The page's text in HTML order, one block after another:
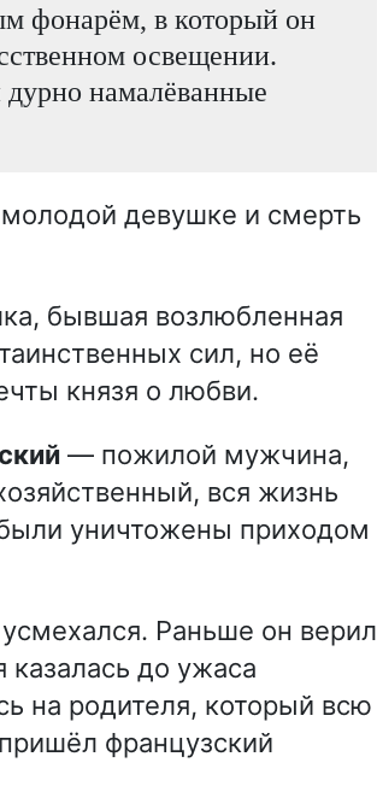
фонарём, в который он
освещении.
дурно намалёванные
девушке и смерть
бывшая возлюбленная
сил, но её
князя о любви.
— пожилой мужчина,
вся жизнь
уничтожены приходом
Раньше он верил
казалась до ужаса
на родителя, который всю
французский